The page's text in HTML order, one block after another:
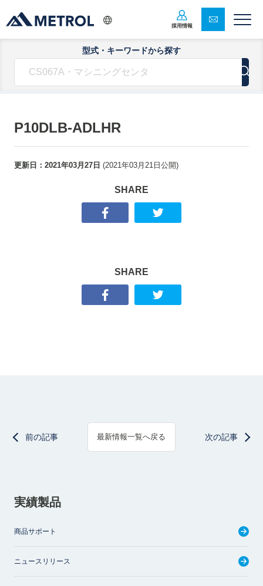
採用情報
型式・キーワードから探す
P10DLB-ADLHR
更新日： 2021年03月27日 (2021年03月21日 公開)
SHARE
SHARE
前の記事 最新情報一覧へ戻る 次の記事
実績製品
商品サポート
ニュースリリース